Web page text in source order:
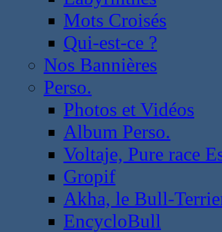
Mots Croisés
Qui-est-ce ?
Nos Bannières
Perso.
Photos et Vidéos
Album Perso.
Voltaje, Pure race
Gropif
Akha, le Bull-
EncycloBull